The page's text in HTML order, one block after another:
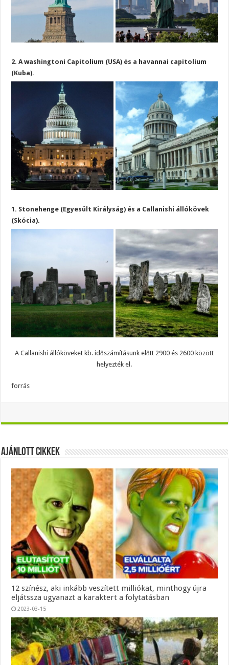
2. A washingtoni Capitolium (USA) és a havannai capitolium
(Kuba).
1. Stonehenge (Egyesült Királyság) és a Callanishi állókövek
(Skócia).
A Callanishi állóköveket kb. időszámításunk előtt 2900 és 2600 között
helyezték el.
forrás
Ajánlott Cikkek
12 színész, aki inkább veszített milliókat, minthogy újra
eljátssza ugyanazt a karaktert a folytatásban
2023-03-15